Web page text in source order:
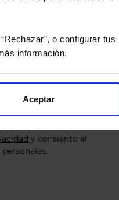
o configurar tus
información.
Aceptar
un estudio gratuito
y consiento el